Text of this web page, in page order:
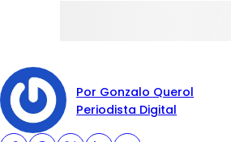
Por Gonzalo Querol
Periodista Digital